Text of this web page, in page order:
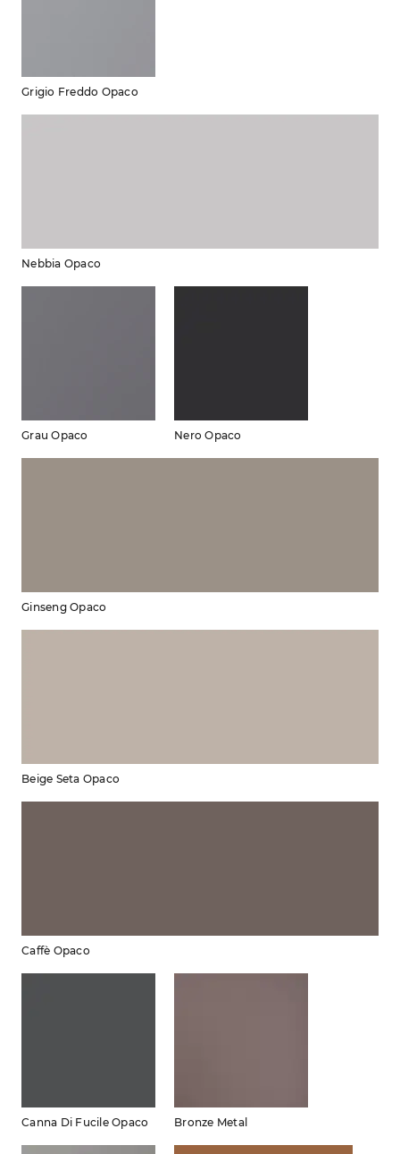
Grigio Freddo Opaco
Nebbia Opaco
Grau Opaco Nero Opaco
Ginseng Opaco
Beige Seta Opaco
Caffè Opaco
Canna Di Fucile Opaco Bronze Metal